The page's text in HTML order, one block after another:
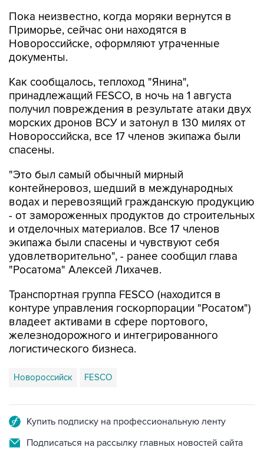
Пока неизвестно, когда моряки вернутся в
Приморье, сейчас они находятся в
Новороссийске, оформляют утраченные
документы.
Как сообщалось, теплоход "Янина",
принадлежащий FESCO, в ночь на 1 августа
получил повреждения в результате атаки двух
морских дронов ВСУ и затонул в 130 милях от
Новороссийска, все 17 членов экипажа были
спасены.
"Это был самый обычный мирный
контейнеровоз, шедший в международных
водах и перевозящий гражданскую продукцию
- от замороженных продуктов до строительных
и отделочных материалов. Все 17 членов
экипажа были спасены и чувствуют себя
удовлетворительно", - ранее сообщил глава
"Росатома" Алексей Лихачев.
Транспортная группа FESCO (находится в
контуре управления госкорпорации "Росатом")
владеет активами в сфере портового,
железнодорожного и интегрированного
логистического бизнеса.
Новороссийск FESCO
Купить подписку на профессиональную ленту
Подписаться на рассылку главных новостей сайта